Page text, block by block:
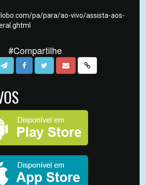
pa/para/ao-vivo/assista-aos-
#Compartilhe